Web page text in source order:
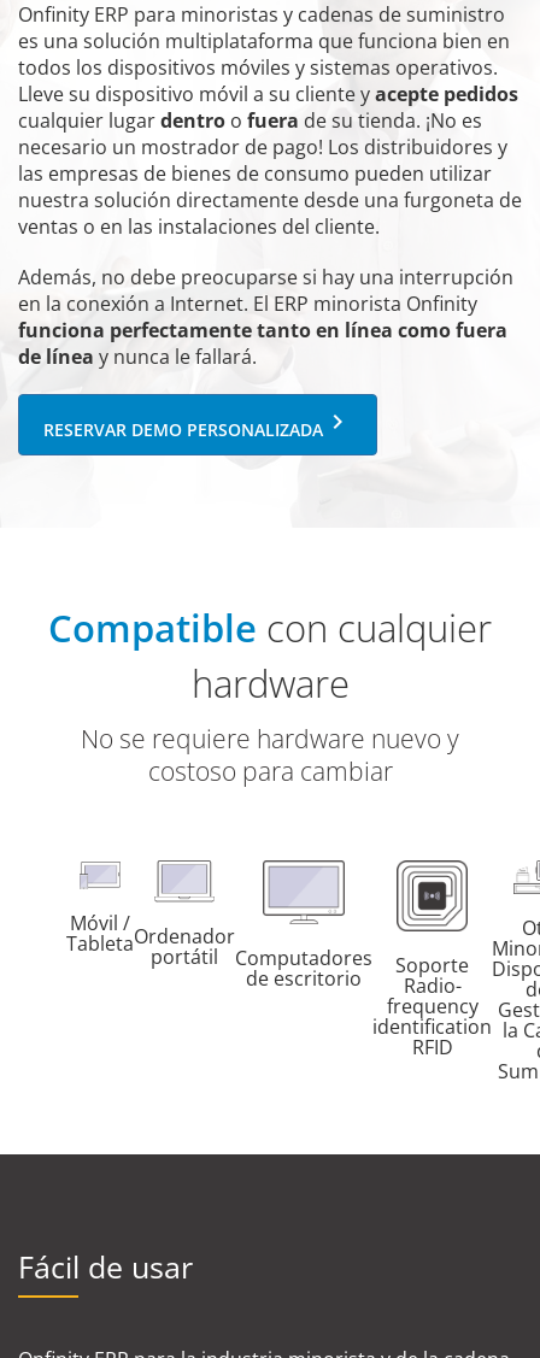
Onfinity ERP para minoristas y cadenas de suministro
es una solución multiplataforma que funciona bien en
todos los dispositivos móviles y sistemas operativos.
Lleve su dispositivo móvil a su cliente yacepte pedidos
cualquier lugardentro o fuera de su tienda. ¡No es
necesario un mostrador de pago! Los distribuidores y
las empresas de bienes de consumo pueden utilizar
nuestra solución directamente desde una furgoneta de
ventas o en las instalaciones del cliente.
Además, no debe preocuparse si hay una interrupción
en la conexión a Internet. El ERP minorista Onfinity
funciona perfectamente tanto en línea como fuera
de línea y nunca le fallará.
RESERVAR DEMO PERSONALIZADA keyboard_arrow_right
Compatible con cualquier
hardware
No se requiere hardware nuevo y
costoso para cambiar
Móvil /
TabletaOrdenador
portátil Computadores
de escritorio Soporte
Radio-
frequency
identification
RFID
la
Fácil de usar